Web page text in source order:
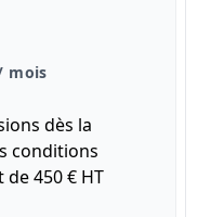
mois
dès la
conditions
450 € HT